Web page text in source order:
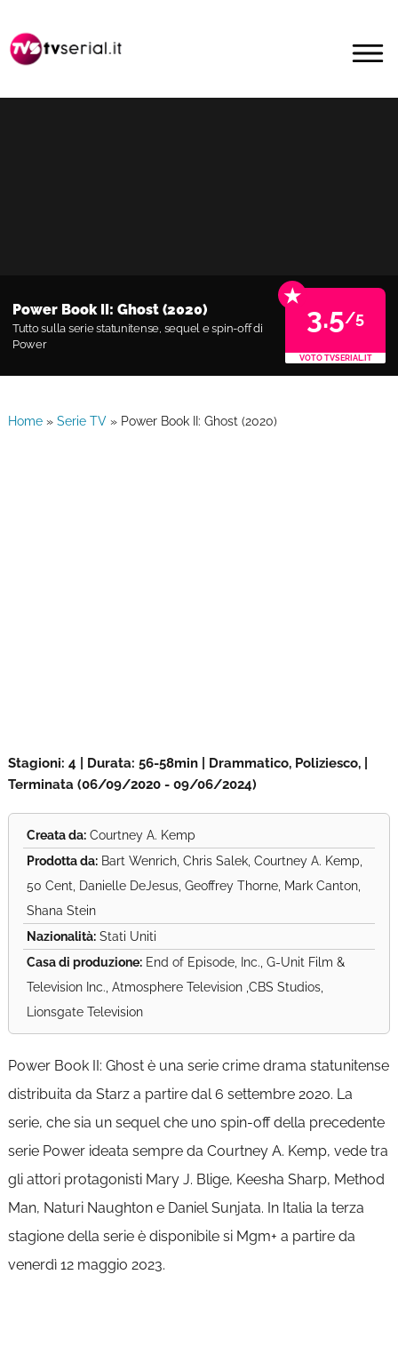
alla
navigazione
contenuto
MENU
Power Book II: Ghost (2020)
Tutto sulla serie statunitense, sequel e spin-off di
Power
★
3.5/5
VOTO TVSERIAL.IT
Home» Serie TV» Power Book II: Ghost (2020)
Stagioni: 4 | Durata: 56-58min | Drammatico, Poliziesco, |
Terminata (06/09/2020 - 09/06/2024)
Creata da:Courtney A. Kemp
Prodotta da:Bart Wenrich, Chris Salek, Courtney A. Kemp,
50 Cent, Danielle DeJesus, Geoffrey Thorne, Mark Canton,
Shana Stein
Nazionalità:Stati Uniti
Casa di produzione:End of Episode, Inc., G-Unit Film &
Television Inc., Atmosphere Television ,CBS Studios,
Lionsgate Television
Power Book II: Ghost è una serie crime drama statunitense
distribuita da Starz a partire dal 6 settembre 2020. La
serie, che sia un sequel che uno spin-off della precedente
serie Power ideata sempre da Courtney A. Kemp, vede tra
gli attori protagonisti Mary J. Blige, Keesha Sharp, Method
Man, Naturi Naughton e Daniel Sunjata. In Italia la terza
stagione della serie è disponibile si Mgm+ a partire da
venerdì 12 maggio 2023.